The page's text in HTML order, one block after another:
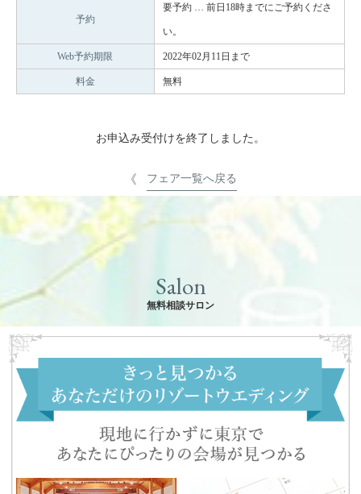
予約
要予約 … 前日18時までにご予約くださ
い。
Web予約期限 2022年02月11日まで
料金 無料
お申込み受付けを終了しました。
フェア一覧へ戻る
Salon
無料相談サロン